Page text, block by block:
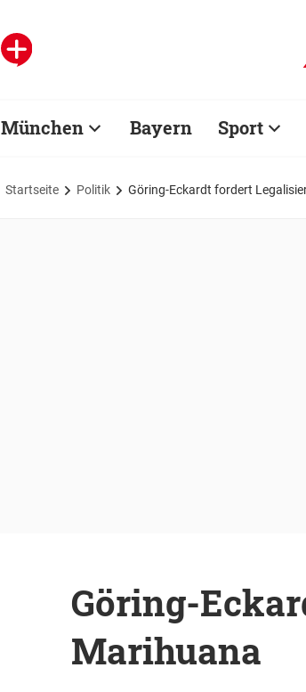
München Bayern Sport
Startseite Politik Göring-Eckardt fordert
Göring-
Marihuana